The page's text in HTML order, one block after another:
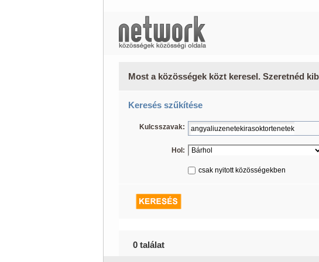
Most a közösségek közt keresel. Szeretnéd
Keresés szűkítése
Kulcsszavak:
Hol:
csak nyitott közösségekben
0 találat